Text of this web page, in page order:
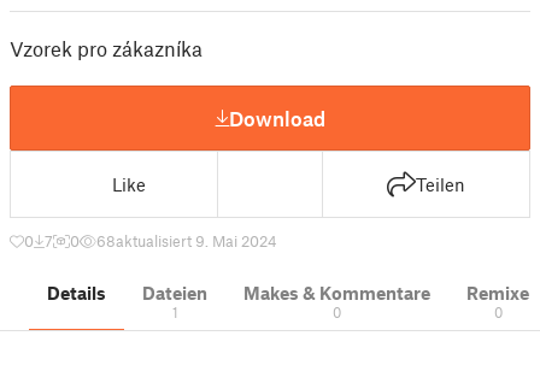
Vzorek pro zákazníka
Download
Like Teilen
0 7 0 68aktualisiert 9. Mai 2024
Details Dateien
1
Makes & Kommentare
0
Remixe
0